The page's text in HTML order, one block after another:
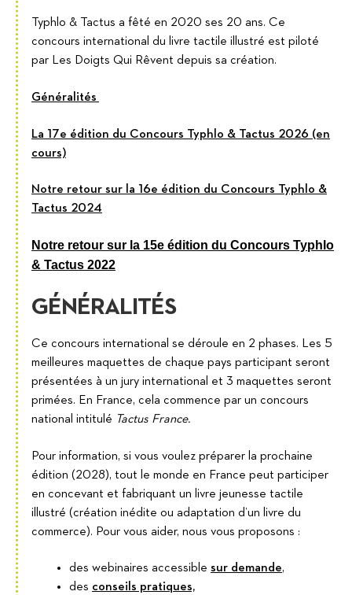
Typhlo & Tactus a fêté en 2020 ses 20 ans. Ce
concours international du livre tactile illustré est piloté
par Les Doigts Qui Rêvent depuis sa création.
Généralités
La 17e édition du Concours Typhlo & Tactus 2026 (en
cours)
Notre retour sur la 16e édition du Concours Typhlo &
Tactus 2024
Notre retour sur la 15e édition du Concours Typhlo
& Tactus 2022
GÉNÉRALITÉS
Ce concours international se déroule en 2 phases. Les 5
meilleures maquettes de chaque pays participant seront
présentées à un jury international et 3 maquettes seront
primées. En France, cela commence par un concours
national intitulé Tactus France.
Pour information, si vous voulez préparer la prochaine
édition (2028), tout le monde en France peut participer
en concevant et fabriquant un livre jeunesse tactile
illustré (création inédite ou adaptation d’un livre du
commerce). Pour vous aider, nous vous proposons :
des webinaires accessible sur demande,
des conseils pratiques,